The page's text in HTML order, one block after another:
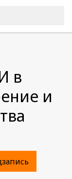
в
и